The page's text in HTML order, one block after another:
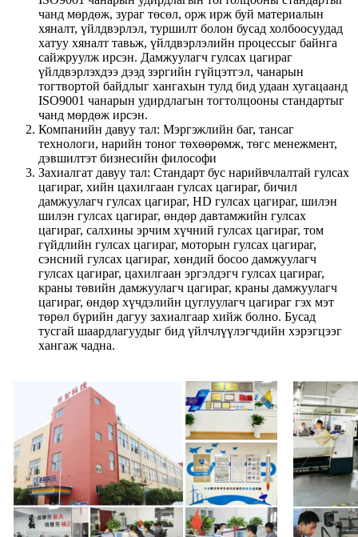
чанд мөрдөж, зураг төсөл, орж ирж буй материалын
хяналт, үйлдвэрлэл, туршилт болон бусад холбоосуудад
хатуу хяналт тавьж, үйлдвэрлэлийн процессыг байнга
сайжруулж ирсэн. Дамжуулагч гулсах цагираг
үйлдвэрлэхдээ дээд зэргийн гүйцэтгэл, чанарын
тогтвортой байдлыг хангахын тулд бид удаан хугацаанд
ISO9001 чанарын удирдлагын тогтолцооны стандартыг
чанд мөрдөж ирсэн.
Компанийн давуу тал: Мэргэжлийн баг, тансаг
технологи, нарийн тоног төхөөрөмж, төгс менежмент,
дэвшилтэт бизнесийн философи
Захиалгат давуу тал: Стандарт бус нарийвчлалтай гулсах
цагираг, хийн цахилгаан гулсах цагираг, бичил
дамжуулагч гулсах цагираг, HD гулсах цагираг, шилэн
шилэн гулсах цагираг, өндөр давтамжийн гулсах
цагираг, салхины эрчим хүчний гулсах цагираг, том
гүйдлийн гулсах цагираг, моторын гулсах цагираг,
сэнсний гулсах цагираг, хөндий босоо дамжуулагч
гулсах цагираг, цахилгаан эргэлдэгч гулсах цагираг,
краны төвийн дамжуулагч цагираг, краны дамжуулагч
цагираг, өндөр хүчдэлийн цуглуулагч цагираг гэх мэт
төрөл бүрийн дагуу захиалгаар хийж болно. Бусад
тусгай шаардлагуудыг бид үйлчлүүлэгчдийн хэрэгцээг
хангаж чадна.